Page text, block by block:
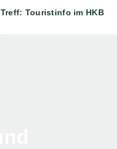
Treff: Touristinfo im HKB